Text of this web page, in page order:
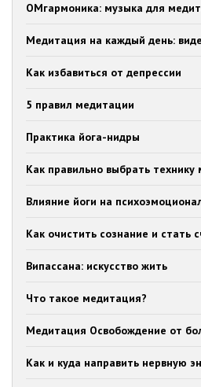
ОМгармоника: музыка для
Медитация на каждый день:
Как избавиться от депрессии
5 правил медитации
Практика йога-нидры
Как правильно выбрать технику
Влияние йоги на
Как очистить сознание и стать
Випассана: искусство жить
Что такое медитация?
Медитация Освобождение от
Как и куда направить нервную